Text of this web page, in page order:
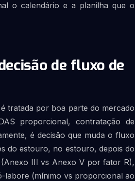
o calendário e a planilha que o
de fluxo de
tratada por boa parte do mercado
proporcional, contratação de
é decisão que muda o fluxo
do estouro, no estouro, depois do
III vs Anexo V por fator R),
labore (mínimo vs proporcional ao